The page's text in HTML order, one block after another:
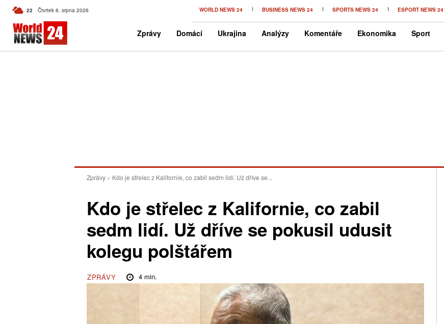
22 C Czech
Čtvrtek 6. srpna 2026 WORLD NEWS 24 BUSINESS NEWS 24 SPORTS NEWS 24 ESPORT NEWS 24
Zprávy Domácí Ukrajina Analýzy Komentáře Ekonomika Sport
Zprávy Kdo je střelec z Kalifornie, co zabil sedm lidí. Už dříve se...
Kdo je střelec z Kalifornie, co zabil
sedm lidí. Už dříve se pokusil udusit
kolegu polštářem
ZPRÁVY 4 min.